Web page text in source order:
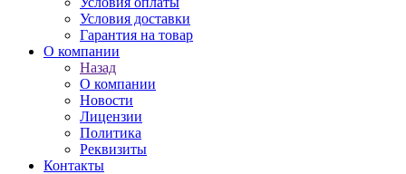
Условия доставки
Гарантия на товар
О компании
Назад
О компании
Новости
Лицензии
Политика
Реквизиты
Контакты